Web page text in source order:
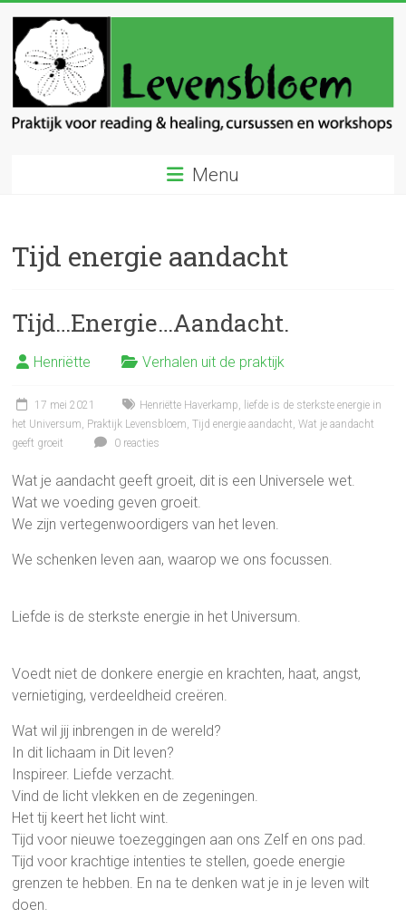
inhoud
Levensbloem
en
Menu
Tijd energie aandacht
Tijd…Energie…Aandacht.
Henriëtte Verhalen uit de praktijk
17 mei 2021 Henriëtte Haverkamp, liefde is de sterkste energie in
het Universum, Praktijk Levensbloem,Tijd energie aandacht,Wat je aandacht
geeft groeit
0 reacties
Wat je aandacht geeft groeit, dit is een Universele wet.
Wat we voeding geven groeit.
We zijn vertegenwoordigers van het leven.
We schenken leven aan, waarop we ons focussen.
Liefde is de sterkste energie in het Universum.
Voedt niet de donkere energie en krachten, haat, angst,
vernietiging, verdeeldheid creëren.
Wat wil jij inbrengen in de wereld?
In dit lichaam in Dit leven?
Inspireer. Liefde verzacht.
Vind de licht vlekken en de zegeningen.
Het tij keert het licht wint.
Tijd voor nieuwe toezeggingen aan ons Zelf en ons pad.
Tijd voor krachtige intenties te stellen, goede energie
grenzen te hebben. En na te denken wat je in je leven wilt
doen.